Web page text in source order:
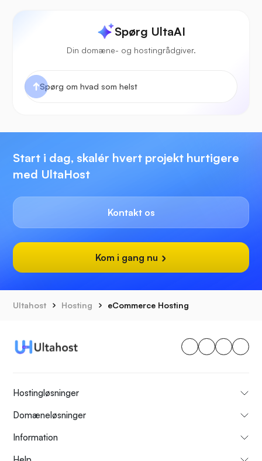
Spørg UltaAI
Din domæne- og hostingrådgiver.
Start i dag, skalér hvert projekt hurtigere
med UltaHost
Kontakt os
Kom i gang nu
Ultahost Hosting eCommerce Hosting
Hostingløsninger
Domæneløsninger
Information